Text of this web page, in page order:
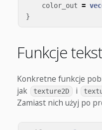
color_out =
}
Funkcje
Konkretne funkcje
jak
texture2D i
Zamiast nich użyj po